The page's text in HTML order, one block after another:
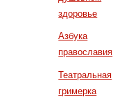
здоровье
Азбука
православия
Театральная
гримерка